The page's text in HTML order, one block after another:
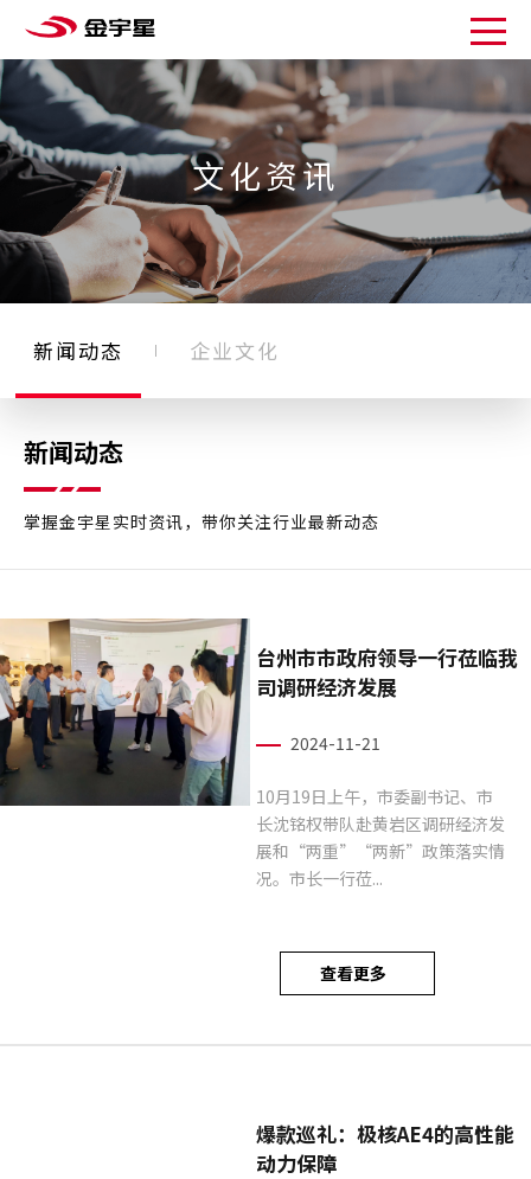
文化资讯
新闻动态 企业文化
新闻动态
掌握金宇星实时资讯，带你关注行业最新动态
台州市市政府领导一行莅临我
司调研经济发展
2024-11-21
10月19日上午，市委副书记、市
长沈铭权带队赴黄岩区调研经济发
展和“两重”“两新”政策落实情
况。市长一行莅...
查看更多
爆款巡礼：极核AE4的高性能
动力保障